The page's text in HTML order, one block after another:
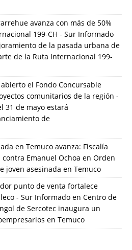
avanza con más de 50%
199-CH - Sur Informado
de la pasada urbana de
de la Ruta Internacional 199-
el Fondo Concursable
comunitarios de la región -
31 de mayo estará
de
en Temuco avanza: Fiscalía
Emanuel Ochoa en Orden
joven asesinada en Temuco
punto de venta fortalece
- Sur Informado en Centro de
de Sercotec inaugura un
en Temuco